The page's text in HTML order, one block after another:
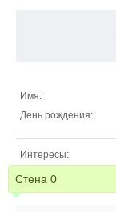
Имя:
День рождения:
Интересы:
Стена 0